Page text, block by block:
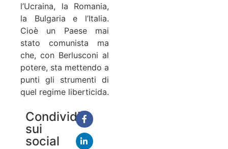
l’Ucraina, la Romania,
la Bulgaria e l’Italia.
Cioè un Paese mai
stato comunista ma
che, con Berlusconi al
potere, sta mettendo a
punti gli strumenti di
quel regime liberticida.
Condividi
sui
social